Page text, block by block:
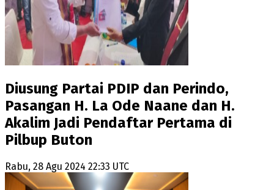
Diusung Partai PDIP dan Perindo,
Pasangan H. La Ode Naane dan H.
Akalim Jadi Pendaftar Pertama di
Pilbup Buton
Rabu, 28 Agu 2024 22:33 UTC